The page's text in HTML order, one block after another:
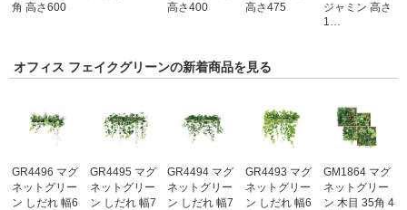
角 高さ600
高さ400
高さ475
ジャミン 高さ
1…
オフィス フェイクグリーンの新着商品を見る
GR4496 マグ
ネットグリー
ン しだれ 幅6
GR4495 マグ
ネットグリー
ン しだれ 幅7
GR4494 マグ
ネットグリー
ン しだれ 幅7
GR4493 マグ
ネットグリー
ン しだれ 幅6
GM1864 マグ
ネットグリー
ン 木目 35角 4